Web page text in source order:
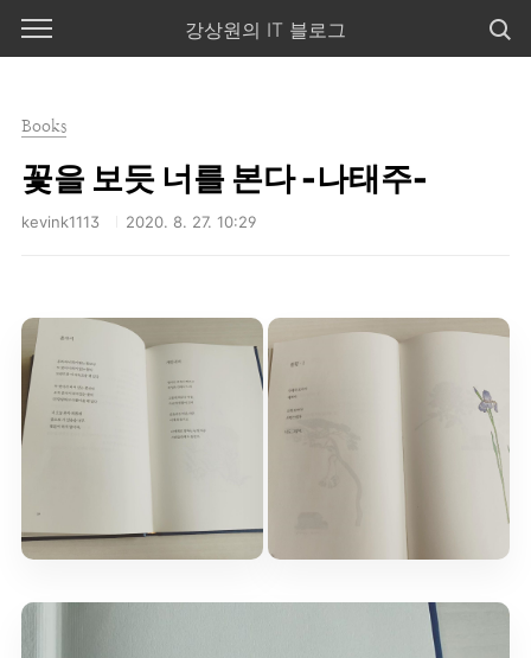
강상원의 IT 블로그
Books
꽃을 보듯 너를 본다 -나태주-
kevink1113 2020. 8. 27. 10:29